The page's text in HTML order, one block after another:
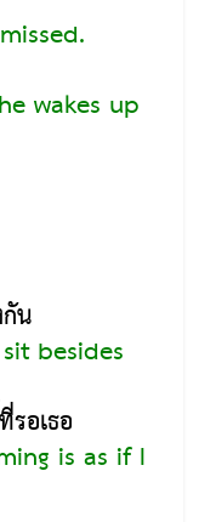
wakes up
น
besides
อเธอ
is as if I